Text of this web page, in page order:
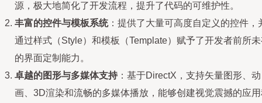
源，极大地简化了开发流程，提升了代码的可维护性。
丰富的控件与模板系统：提供了大量可高度自定义的控件，
通过样式（Style）和模板（Template）赋予了开发者前所
的界面定制能力。
卓越的图形与多媒体支持 ：基于DirectX，支持矢量图形、动
画、3D渲染和流畅的多媒体播放，能够创建视觉震撼的应